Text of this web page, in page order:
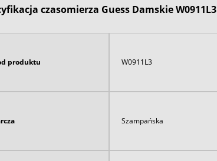
czasomierza Guess Damskie W0911L3
produktu W0911L3
Szampańska